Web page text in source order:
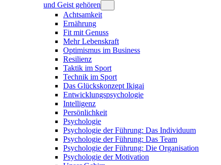
und Geist gehören
Achtsamkeit
Ernährung
Fit mit Genuss
Mehr Lebenskraft
Optimismus im Business
Resilienz
Taktik im Sport
Technik im Sport
Das Glückskonzept Ikigai
Entwicklungs­psychologie
Intelligenz
Persönlichkeit
Psychologie
Psychologie der Führung: Das Individuum
Psychologie der Führung: Das Team
Psychologie der Führung: Die Organisation
Psychologie der Motivation